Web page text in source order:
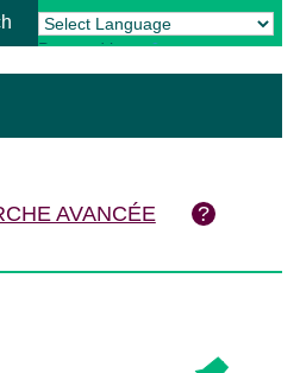
Powered by Translate
AVANCÉE